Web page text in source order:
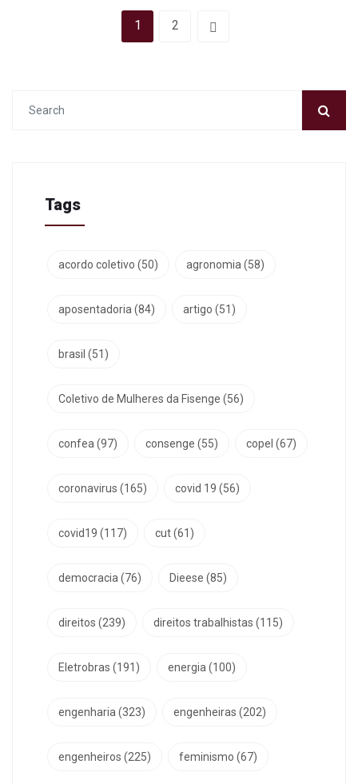
1 2
Tags
acordo coletivo (50) agronomia(58)
aposentadoria(84) artigo (51)
brasil (51)
Coletivo de Mulheres da Fisenge (56)
confea(97) consenge (55) copel (67)
coronavirus (165) covid 19 (56)
covid19 (117) cut(61)
democracia(76) Dieese (85)
direitos (239) direitos trabalhistas (115)
Eletrobras (191) energia(100)
engenharia(323) engenheiras (202)
engenheiros (225) feminismo (67)